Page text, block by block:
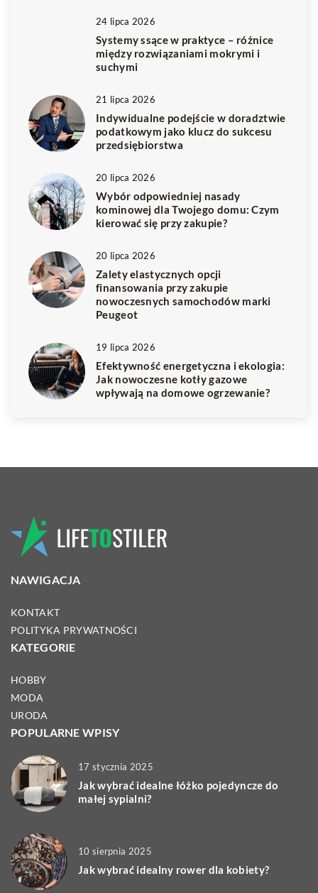
24 lipca 2026
Systemy ssące w praktyce – różnice
między rozwiązaniami mokrymi i
suchymi
21 lipca 2026
Indywidualne podejście w doradztwie
podatkowym jako klucz do sukcesu
przedsiębiorstwa
20 lipca 2026
Wybór odpowiedniej nasady
kominowej dla Twojego domu: Czym
kierować się przy zakupie?
20 lipca 2026
Zalety elastycznych opcji
finansowania przy zakupie
nowoczesnych samochodów marki
Peugeot
19 lipca 2026
Efektywność energetyczna i ekologia:
Jak nowoczesne kotły gazowe
wpływają na domowe ogrzewanie?
NAWIGACJA
KONTAKT
POLITYKA PRYWATNOŚCI
KATEGORIE
HOBBY
MODA
URODA
POPULARNE WPISY
17 stycznia 2025
Jak wybrać idealne łóżko pojedyncze do
małej sypialni?
10 sierpnia 2025
Jak wybrać idealny rower dla kobiety?